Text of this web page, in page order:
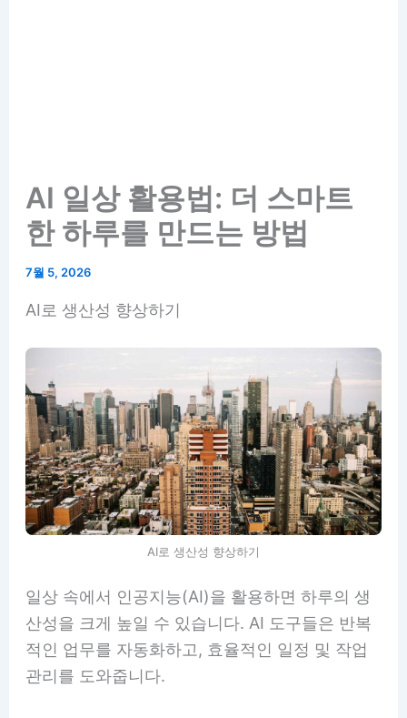
AI 일상 활용법: 더 스마트
한 하루를 만드는 방법
7월 5, 2026
AI로 생산성 향상하기
AI로 생산성 향상하기
일상 속에서 인공지능(AI)을 활용하면 하루의 생
산성을 크게 높일 수 있습니다. AI 도구들은 반복
적인 업무를 자동화하고, 효율적인 일정 및 작업
관리를 도와줍니다.